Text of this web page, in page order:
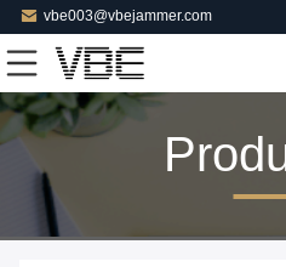
vbe003@vbejammer.com